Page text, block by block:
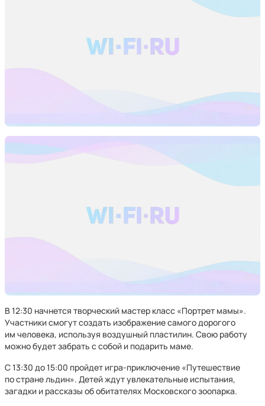
В 12:30 начнется творческий мастер класс «Портрет мамы».
Участники смогут создать изображение самого дорогого
им человека, используя воздушный пластилин. Свою работу
можно будет забрать с собой и подарить маме.
С 13:30 до 15:00 пройдет игра-приключение «Путешествие
по стране льдин». Детей ждут увлекательные испытания,
загадки и рассказы об обитателях Московского зоопарка.